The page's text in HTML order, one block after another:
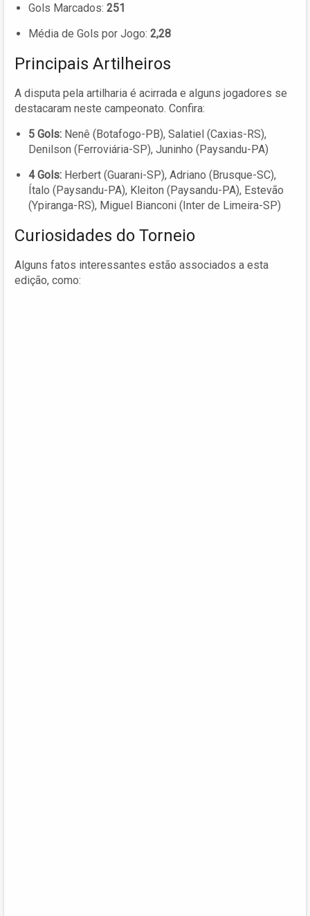
Gols Marcados: 251
Média de Gols por Jogo: 2,28
Principais Artilheiros
A disputa pela artilharia é acirrada e alguns jogadores se
destacaram neste campeonato. Confira:
5 Gols: Nenê (Botafogo-PB), Salatiel (Caxias-RS),
Denilson (Ferroviária-SP), Juninho (Paysandu-PA)
4 Gols: Herbert (Guarani-SP), Adriano (Brusque-SC),
Ítalo (Paysandu-PA), Kleiton (Paysandu-PA), Estevão
(Ypiranga-RS), Miguel Bianconi (Inter de Limeira-SP)
Curiosidades do Torneio
Alguns fatos interessantes estão associados a esta
edição, como: